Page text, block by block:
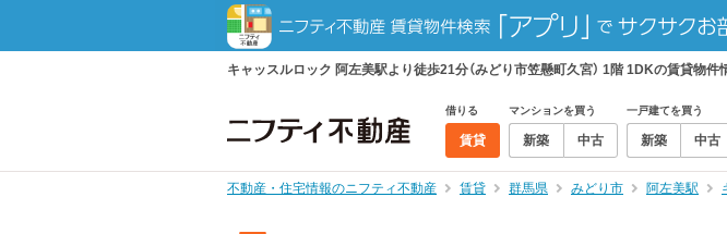
キャッスルロック 阿左美駅より徒歩21分（みどり市笠懸町久宮） 1階 1DKの賃貸物件
借りる
賃貸
マンションを買う
新築 中古
一戸建てを買う
新築 中古
不動産・住宅情報のニフティ不動産 賃貸 群馬県 みどり市 阿左美駅